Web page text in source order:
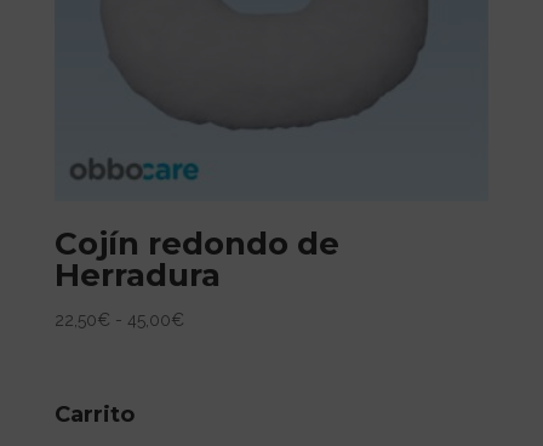
Cojín redondo de
Herradura
22,50€ - 45,00€Rango
Carrito